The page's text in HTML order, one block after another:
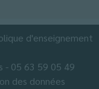
d'enseignement
- 05 63 59 05 49
des données